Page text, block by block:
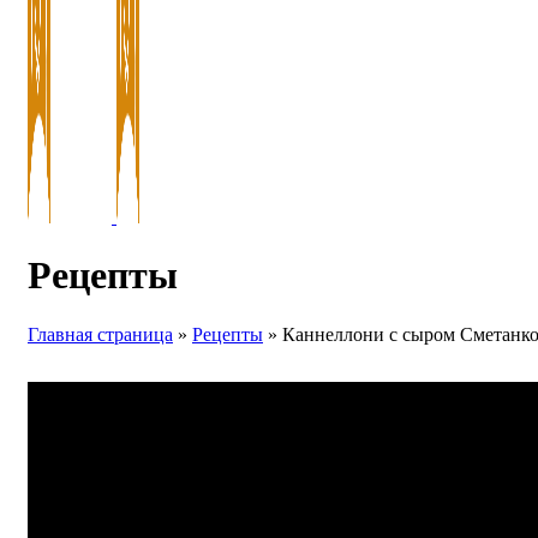
Рецепты
Главная страница » Рецепты » Каннеллони с сыром